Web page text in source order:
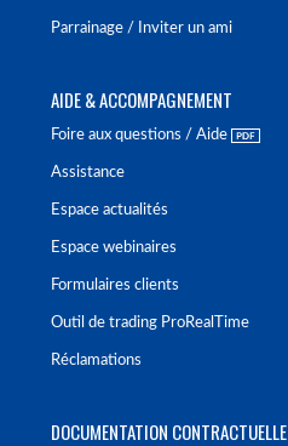
Parrainage / Inviter un ami
AIDE & ACCOMPAGNEMENT
Foire aux questions / Aide
Assistance
Espace actualités
Espace webinaires
Formulaires clients
Outil de trading ProRealTime
Réclamations
DOCUMENTATION CONTRACTUELLE